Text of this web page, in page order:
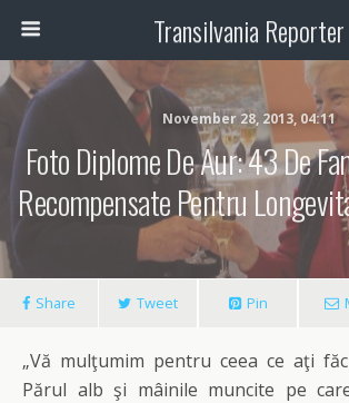
Transilvania Reporter
November 28, 2013, 04:11
Foto Diplome De Aur: 43 De
Recompensate Pentru
Share Tweet Pin
„Vă mulţumim pentru ceea ce aţi
Părul alb şi mâinile muncite pe